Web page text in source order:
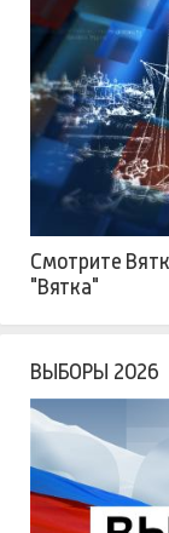
Смотрите
"Вятка"
ВЫБОРЫ 2026